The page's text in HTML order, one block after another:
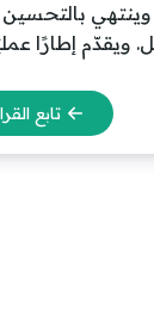
وينتهي بالتحسين
ويقدّم إطارًا
تابع